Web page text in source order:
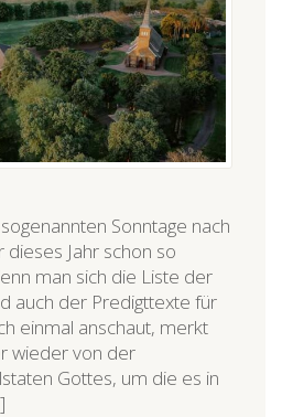
Sonntage nach
dieses Jahr schon so
man sich die Liste der
auch der Predigttexte für
einmal anschaut, merkt
wieder von der
Gottes, um die es in